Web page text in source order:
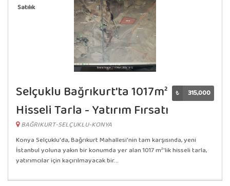
Satılık
₺ 315,000
Selçuklu Bağrıkurt'ta 1017m²
Hisseli Tarla - Yatırım Fırsatı
BAĞRIKURT-SELÇUKLU-KONYA
Konya Selçuklu'da, Bağrıkurt Mahallesi'nin tam karşısında, yeni
İstanbul yoluna yakın bir konumda yer alan 1017 m²'lik hisseli tarla,
yatırımcılar için kaçırılmayacak bir...